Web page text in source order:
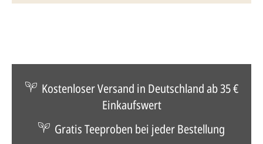
Kostenloser Versand in Deutschland ab 35 €
Einkaufswert
Gratis Teeproben bei jeder Bestellung